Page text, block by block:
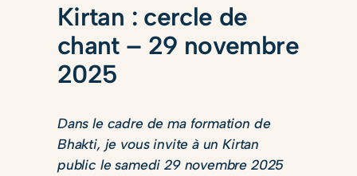
Kirtan : cercle de
chant – 29 novembre
2025
Dans le cadre de ma formation de
Bhakti, je vous invite à un Kirtan
public le samedi 29 novembre 2025